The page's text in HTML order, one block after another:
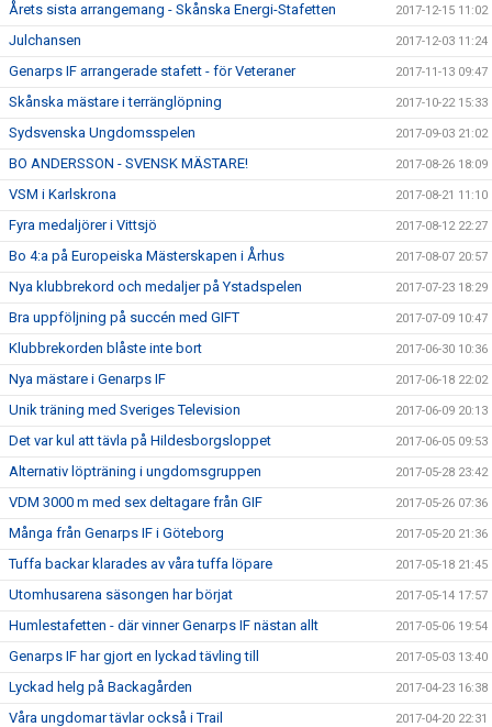
Årets sista arrangemang - Skånska Energi-Stafetten 2017-12-15 11:02
Julchansen 2017-12-03 11:24
Genarps IF arrangerade stafett - för Veteraner 2017-11-13 09:47
Skånska mästare i terränglöpning 2017-10-22 15:33
Sydsvenska Ungdomsspelen 2017-09-03 21:02
BO ANDERSSON - SVENSK MÄSTARE! 2017-08-26 18:09
VSM i Karlskrona 2017-08-21 11:10
Fyra medaljörer i Vittsjö 2017-08-12 22:27
Bo 4:a på Europeiska Mästerskapen i Århus 2017-08-07 20:57
Nya klubbrekord och medaljer på Ystadspelen 2017-07-23 18:29
Bra uppföljning på succén med GIFT 2017-07-09 10:47
Klubbrekorden blåste inte bort 2017-06-30 10:36
Nya mästare i Genarps IF 2017-06-18 22:02
Unik träning med Sveriges Television 2017-06-09 20:13
Det var kul att tävla på Hildesborgsloppet 2017-06-05 09:53
Alternativ löpträning i ungdomsgruppen 2017-05-28 23:42
VDM 3000 m med sex deltagare från GIF 2017-05-26 07:36
Många från Genarps IF i Göteborg 2017-05-20 21:36
Tuffa backar klarades av våra tuffa löpare 2017-05-18 21:45
Utomhusarena säsongen har börjat 2017-05-14 17:57
Humlestafetten - där vinner Genarps IF nästan allt 2017-05-06 19:54
Genarps IF har gjort en lyckad tävling till 2017-05-03 13:40
Lyckad helg på Backagården 2017-04-23 16:38
Våra ungdomar tävlar också i Trail 2017-04-20 22:31